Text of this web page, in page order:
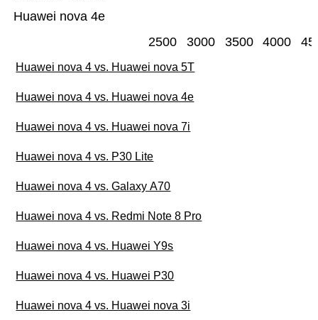
Huawei nova 4e
2500 3000 3500 4000
Huawei nova 4 vs. Huawei nova 5T
Huawei nova 4 vs. Huawei nova 4e
Huawei nova 4 vs. Huawei nova 7i
Huawei nova 4 vs. P30 Lite
Huawei nova 4 vs. Galaxy A70
Huawei nova 4 vs. Redmi Note 8 Pro
Huawei nova 4 vs. Huawei Y9s
Huawei nova 4 vs. Huawei P30
Huawei nova 4 vs. Huawei nova 3i